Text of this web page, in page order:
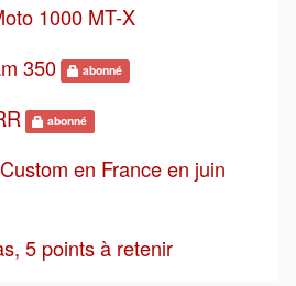
1000 MT-X
350
abonné
abonné
en France en juin
5 points à retenir